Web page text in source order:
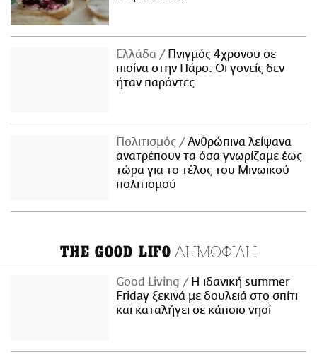
Ελλάδα
Πνιγμός 4χρονου σε
πισίνα στην Πάρο: Οι γονείς δεν
ήταν παρόντες
Πολιτισμός
Ανθρώπινα λείψανα
ανατρέπουν τα όσα γνωρίζαμε έως
τώρα για το τέλος του Μινωικού
πολιτισμού
THE GOOD LIFO ΔΗΜΟΦΙΛΗ
Good Living
Η ιδανική summer
Friday ξεκινά με δουλειά στο σπίτι
και καταλήγει σε κάποιο νησί